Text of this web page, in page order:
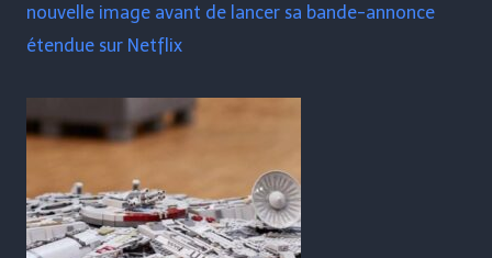
nouvelle image avant de lancer sa bande-annonce
étendue sur Netflix